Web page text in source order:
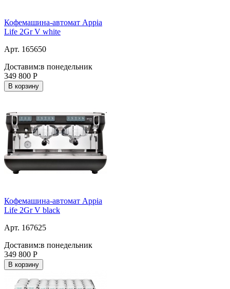
Кофемашина-автомат Appia
Life 2Gr V white
Арт. 165650
Доставим:в понедельник
349 800 Р
В корзину
Кофемашина-автомат Appia
Life 2Gr V black
Арт. 167625
Доставим:в понедельник
349 800 Р
В корзину